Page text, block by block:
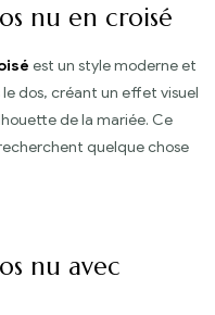
nu en croisé
est un style moderne et
dos, créant un effet visuel
de la mariée. Ce
quelque chose
nu avec